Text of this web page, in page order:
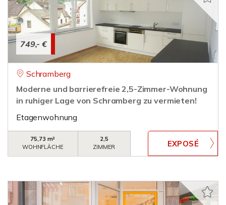
749,- €
Schramberg
Moderne und barrierefreie 2,5-Zimmer-Wohnung
in ruhiger Lage von Schramberg zu vermieten!
Etagenwohnung
75,73 m²
WOHNFLÄCHE
2,5
ZIMMER